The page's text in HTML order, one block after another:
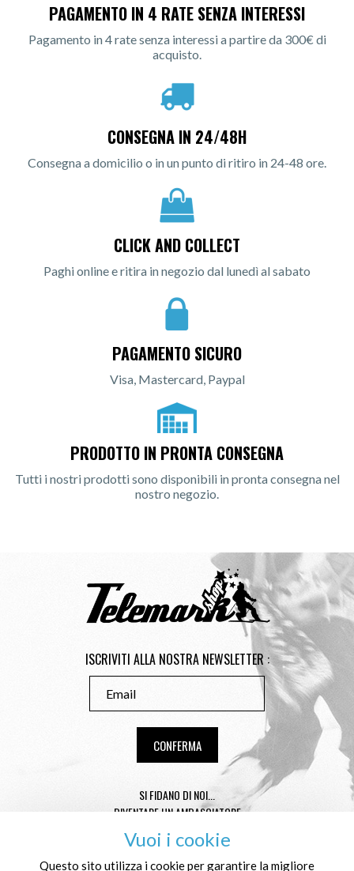
PAGAMENTO IN 4 RATE SENZA INTERESSI
Pagamento in 4 rate senza interessi a partire da 300€ di
acquisto.
CONSEGNA IN 24/48H
Consegna a domicilio o in un punto di ritiro in 24-48 ore.
CLICK AND COLLECT
Paghi online e ritira in negozio dal lunedì al sabato
PAGAMENTO SICURO
Visa, Mastercard, Paypal
PRODOTTO IN PRONTA CONSEGNA
Tutti i nostri prodotti sono disponibili in pronta consegna nel
nostro negozio.
ISCRIVITI ALLA NOSTRA NEWSLETTER :
SI FIDANO DI NOI...
DIVENTARE UN AMBASCIATORE
CONSEILS TAILLE TÉLÉMARK
CONDITIONS GÉNÉRALES DE VENTE
MENTIONS LÉGALES
Vuoi i cookie
Questo sito utilizza i cookie per garantire la migliore